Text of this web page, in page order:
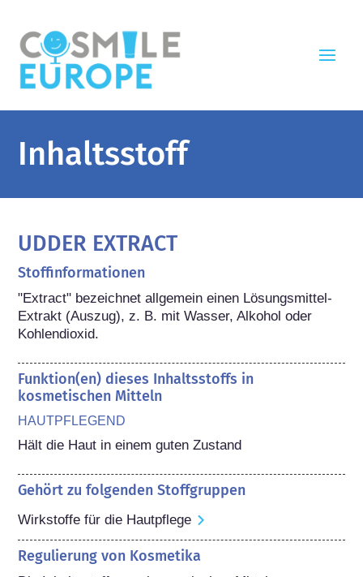
Inhaltsstoff
UDDER EXTRACT
Stoffinformationen
"Extract" bezeichnet allgemein einen Lösungsmittel-
Extrakt (Auszug), z. B. mit Wasser, Alkohol oder
Kohlendioxid.
Funktion(en) dieses Inhaltsstoffs in
kosmetischen Mitteln
HAUTPFLEGEND
Hält die Haut in einem guten Zustand
Gehört zu folgenden Stoffgruppen
Wirkstoffe für die Hautpflege
Regulierung von Kosmetika